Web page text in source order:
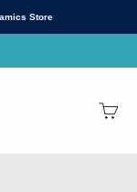
Store
)の専門通販 Realita
カート